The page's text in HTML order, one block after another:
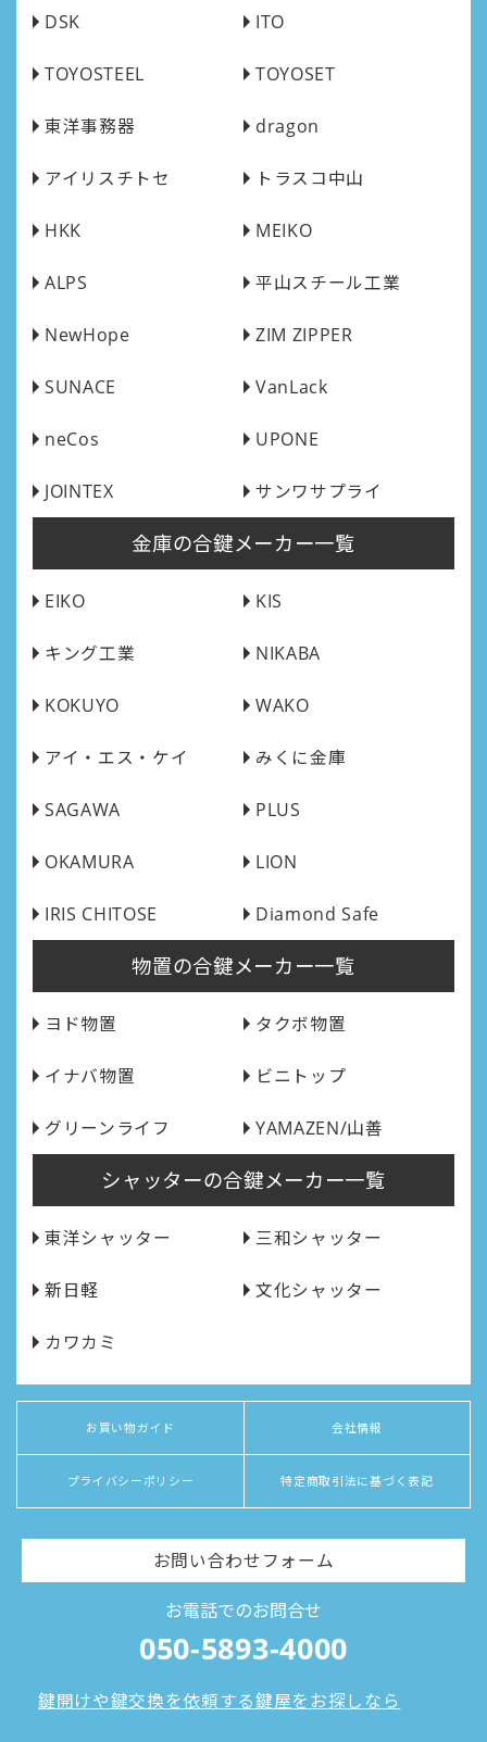
DSK ITO
TOYOSTEEL TOYOSET
東洋事務器 dragon
アイリスチトセ トラスコ中山
HKK MEIKO
ALPS 平山スチール工業
NewHope ZIM ZIPPER
SUNACE VanLack
neCos UPONE
JOINTEX サンワサプライ
金庫の合鍵メーカー一覧
EIKO KIS
キング工業 NIKABA
KOKUYO WAKO
アイ・エス・ケイ みくに金庫
SAGAWA PLUS
OKAMURA LION
IRIS CHITOSE Diamond Safe
物置の合鍵メーカー一覧
ヨド物置 タクボ物置
イナバ物置 ビニトップ
グリーンライフ YAMAZEN/山善
シャッターの合鍵メーカー一覧
東洋シャッター 三和シャッター
新日軽 文化シャッター
カワカミ
お買い物ガイド 会社情報
プライバシーポリシー 特定商取引法に基づく表記
お問い合わせフォーム
お電話でのお問合せ
050-5893-4000
鍵開けや鍵交換を依頼する鍵屋をお探しなら